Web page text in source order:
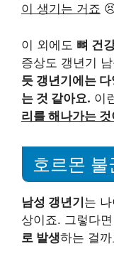
이 생기는 거죠
이 외에도 뼈 건
증상도 갱년기
듯 갱년기에는
는 것 같아요. 이
리를 해나가는
호르몬
남성 갱년기는
상이죠. 그렇다
로 발생하는 걸까